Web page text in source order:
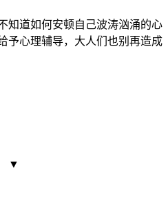
知道如何安顿自己波涛汹涌的心
予心理辅导，大人们也别再造成
▼